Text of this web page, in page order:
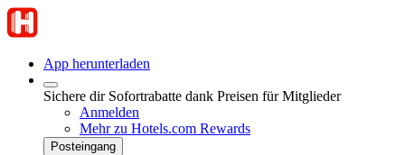
App herunterladen
Sichere dir Sofortrabatte dank Preisen für Mitglieder
Anmelden
Mehr zu Hotels.com Rewards
Posteingang